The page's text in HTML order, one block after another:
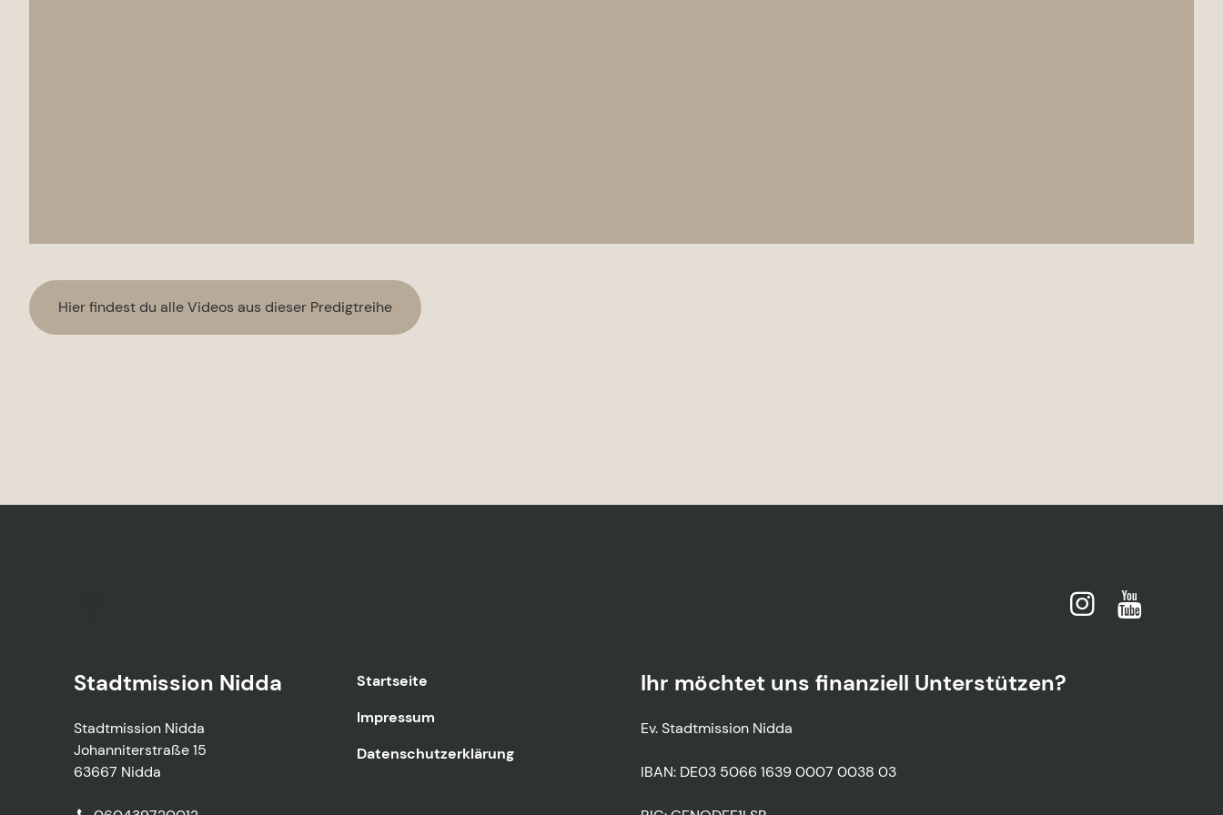
Hier findest du alle Videos aus dieser Predigtreihe
Stadtmission Nidda
Stadtmission Nidda
Johanniterstraße 15
63667 Nidda
Startseite
Impressum
Datenschutzerklärung
Ihr möchtet uns finanziell Unterstützen?
Ev. Stadtmission Nidda
IBAN: DE03 5066 1639 0007 0038 03